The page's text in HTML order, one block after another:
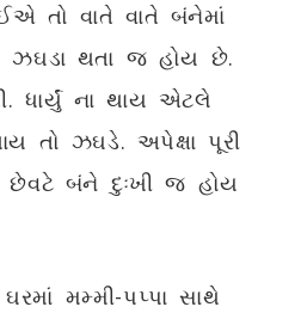
તો વાતે વાતે બંનેમાં
થતા જ હોય છે.
ધાર્યું ના થાય એટલે
તો ઝઘડે. અપેક્ષા પૂરી
બંને દુઃખી જ હોય
મમ્મી-પપ્પા સાથે